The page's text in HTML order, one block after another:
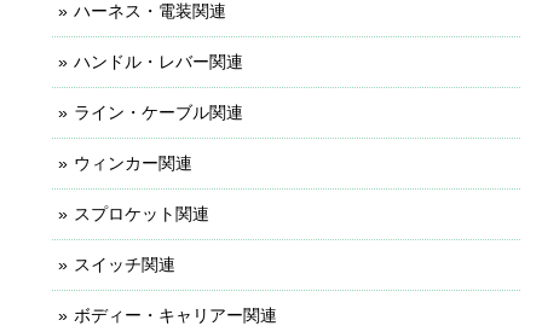
ハーネス・電装関連
ハンドル・レバー関連
ライン・ケーブル関連
ウィンカー関連
スプロケット関連
スイッチ関連
ボディー・キャリアー関連